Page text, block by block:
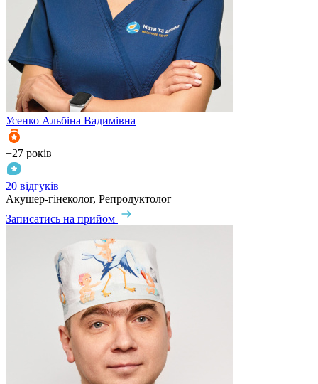
Усенко Альбіна Вадимівна
+27 років
20 відгуків
Акушер-гінеколог, Репродуктолог
Записатись на прийом